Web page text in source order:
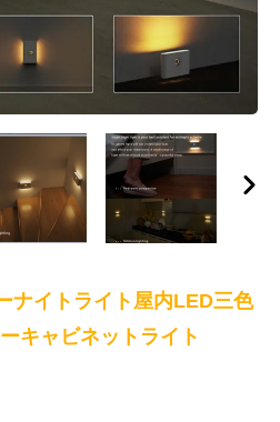
ナイトライト屋内LED三色
キャビネットライト